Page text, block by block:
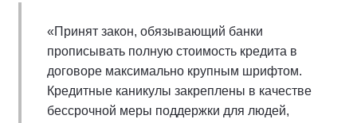
«Принят закон, обязывающий банки
прописывать полную стоимость кредита в
договоре максимально крупным шрифтом.
Кредитные каникулы закреплены в качестве
бессрочной меры поддержки для людей,